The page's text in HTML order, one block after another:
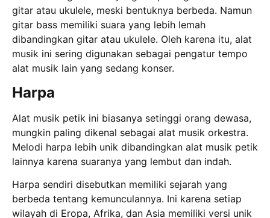
gitar atau ukulele, meski bentuknya berbeda. Namun
gitar bass memiliki suara yang lebih lemah
dibandingkan gitar atau ukulele. Oleh karena itu, alat
musik ini sering digunakan sebagai pengatur tempo
alat musik lain yang sedang konser.
Harpa
Alat musik petik ini biasanya setinggi orang dewasa,
mungkin paling dikenal sebagai alat musik orkestra.
Melodi harpa lebih unik dibandingkan alat musik petik
lainnya karena suaranya yang lembut dan indah.
Harpa sendiri disebutkan memiliki sejarah yang
berbeda tentang kemunculannya. Ini karena setiap
wilayah di Eropa, Afrika, dan Asia memiliki versi unik